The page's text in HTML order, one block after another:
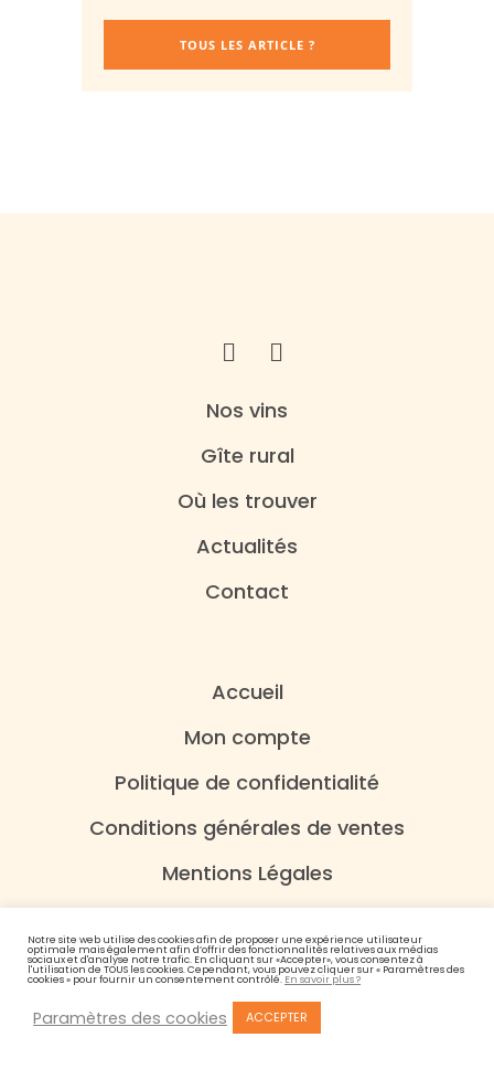
TOUS LES ARTICLE ?
Nos vins
Gîte rural
Où les trouver
Actualités
Contact
Accueil
Mon compte
Politique de confidentialité
Conditions générales de ventes
Mentions Légales
Notre site web utilise des cookies afin de proposer une expérience utilisateur
optimale mais également afin d’offrir des fonctionnalités relatives aux médias
sociaux et d'analyse notre trafic. En cliquant sur «Accepter», vous consentez à
l'utilisation de TOUS les cookies. Cependant, vous pouvez cliquer sur « Paramètres des
cookies » pour fournir un consentement contrôlé. En savoir plus ?
Paramètres des cookies ACCEPTER